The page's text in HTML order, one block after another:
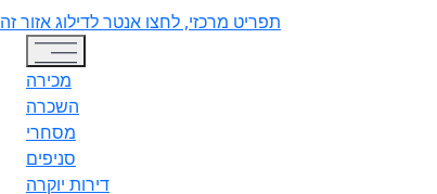
תפריט מרכזי, לחצו אנטר לדילוג אזור זה
Toggle navigation
מכירה
השכרה
מסחרי
סניפים
דירות יוקרה